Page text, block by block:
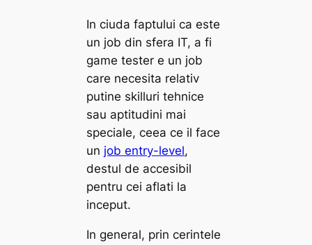
In ciuda faptului ca este
un job din sfera IT, a fi
game tester e un job
care necesita relativ
putine skilluri tehnice
sau aptitudini mai
speciale, ceea ce il face
un job entry-level,
destul de accesibil
pentru cei aflati la
inceput.
In general, prin cerintele